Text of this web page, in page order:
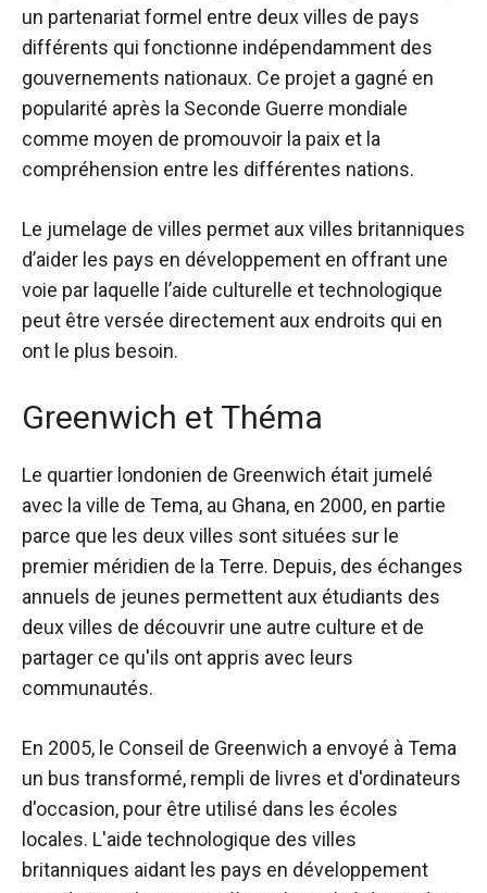
un partenariat formel entre deux villes de pays
différents qui fonctionne indépendamment des
gouvernements nationaux. Ce projet a gagné en
popularité après la Seconde Guerre mondiale
comme moyen de promouvoir la paix et la
compréhension entre les différentes nations.
Le jumelage de villes permet aux villes britanniques
d’aider les pays en développement en offrant une
voie par laquelle l’aide culturelle et technologique
peut être versée directement aux endroits qui en
ont le plus besoin.
Greenwich et Théma
Le quartier londonien de Greenwich était jumelé
avec la ville de Tema, au Ghana, en 2000, en partie
parce que les deux villes sont situées sur le
premier méridien de la Terre. Depuis, des échanges
annuels de jeunes permettent aux étudiants des
deux villes de découvrir une autre culture et de
partager ce qu'ils ont appris avec leurs
communautés.
En 2005, le Conseil de Greenwich a envoyé à Tema
un bus transformé, rempli de livres et d'ordinateurs
d'occasion, pour être utilisé dans les écoles
locales. L'aide technologique des villes
britanniques aidant les pays en développement